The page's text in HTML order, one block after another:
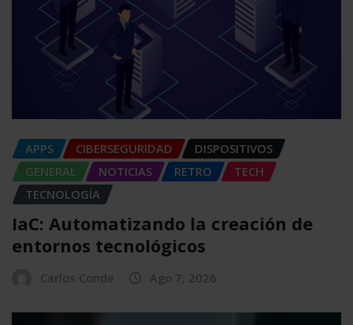
APPS CIBERSEGURIDAD
DISPOSITIVOS
GENERAL
NOTICIAS RETRO
TECH
TECNOLOGÍA
IaC: Automatizando la creación de
entornos tecnológicos
Carlos Conde Ago 7, 2026